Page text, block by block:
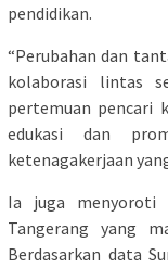
pendidikan.
“Perubahan dan
kolaborasi lintas
pertemuan pencari
edukasi dan
ketenagakerjaan
Ia juga menyoroti
Tangerang yang
Berdasarkan data